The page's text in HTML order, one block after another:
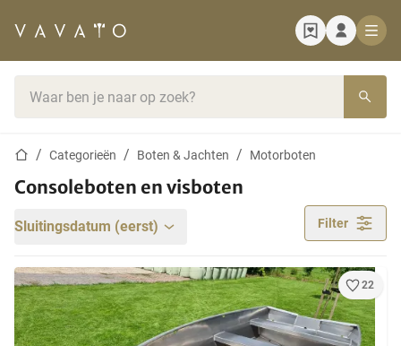
StartpaginaCategorieën Boten & Jachten Motorboten
Consoleboten en visboten
Sluitingsdatum (eerst) Filter
22